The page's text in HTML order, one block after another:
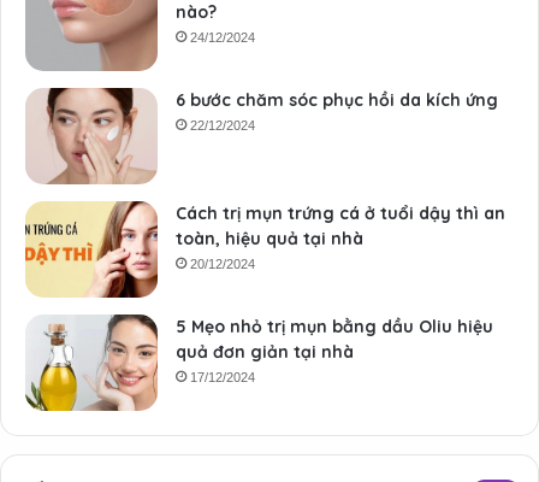
nào?
24/12/2024
6 bước chăm sóc phục hồi da kích ứng
22/12/2024
Cách trị mụn trứng cá ở tuổi dậy thì an
toàn, hiệu quả tại nhà
20/12/2024
5 Mẹo nhỏ trị mụn bằng dầu Oliu hiệu
quả đơn giản tại nhà
17/12/2024